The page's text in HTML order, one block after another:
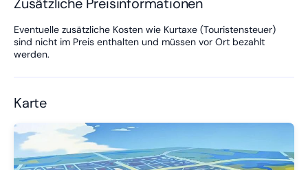
Zusätzliche Preisinformationen
Eventuelle zusätzliche Kosten wie Kurtaxe (Touristensteuer)
sind nicht im Preis enthalten und müssen vor Ort bezahlt
werden.
Karte